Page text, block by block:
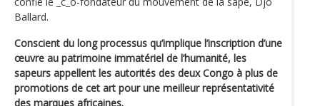
Ballard.
Conscient du long processus qu’implique l’inscription d’une
œuvre au patrimoine immatériel de l’humanité, les
sapeurs appellent les autorités des deux Congo à plus de
promotions de cet art pour une meilleur représentativité
des marques africaines.